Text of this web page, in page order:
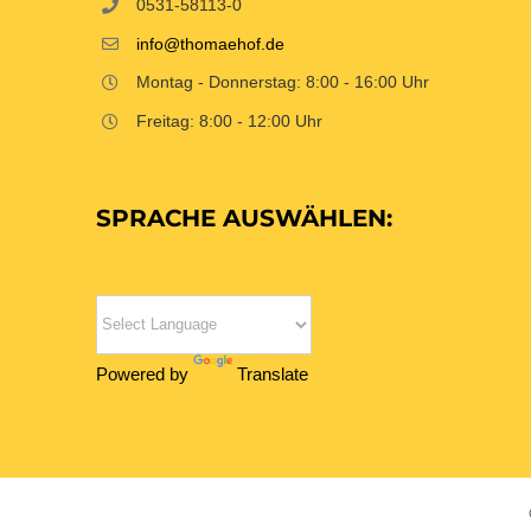
0531-58113-0
info@thomaehof.de
Montag - Donnerstag: 8:00 - 16:00 Uhr
Freitag: 8:00 - 12:00 Uhr
SPRACHE AUSWÄHLEN:
Powered by Translate